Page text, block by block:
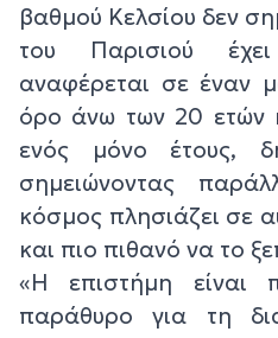
βαθμού Κελσίου δεν
του Παρισιού
αναφέρεται σε έναν
όρο άνω των 20 ετών
ενός μόνο έτους,
σημειώνοντας
κόσμος πλησιάζει σε
και πιο πιθανό να το
«Η επιστήμη είναι
παράθυρο για τη